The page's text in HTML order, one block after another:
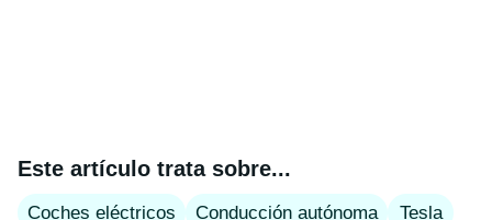
Este artículo trata sobre...
Coches eléctricos Conducción autónoma Tesla